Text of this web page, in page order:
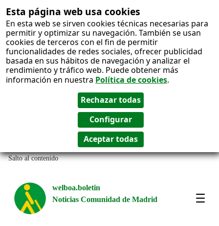
Esta página web usa cookies
En esta web se sirven cookies técnicas necesarias para
permitir y optimizar su navegación. También se usan
cookies de terceros con el fin de permitir
funcionalidades de redes sociales, ofrecer publicidad
basada en sus hábitos de navegación y analizar el
rendimiento y tráfico web. Puede obtener más
información en nuestra Política de cookies.
Salto al contenido
welboa.boletin
Noticias Comunidad de Madrid